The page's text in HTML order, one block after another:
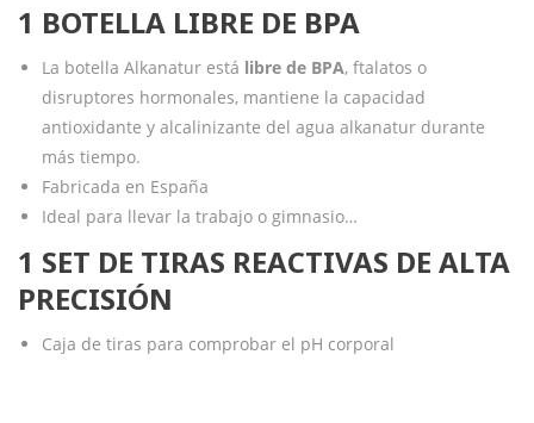
1 BOTELLA LIBRE DE BPA
La botella Alkanatur está libre de BPA, ftalatos o
disruptores hormonales, mantiene la capacidad
antioxidante y alcalinizante del agua alkanatur durante
más tiempo.
Fabricada en España
Ideal para llevar la trabajo o gimnasio…
1 SET DE TIRAS REACTIVAS DE ALTA
PRECISIÓN
Caja de tiras para comprobar el pH corporal